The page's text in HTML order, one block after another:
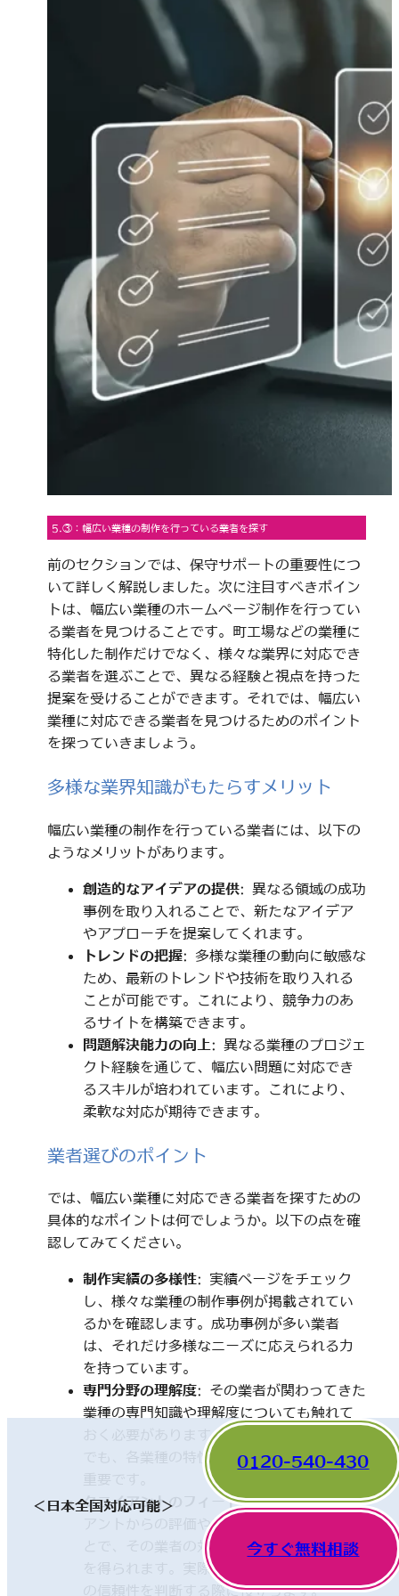
5.③：幅広い業種の制作を行っている業者を探す
前のセクションでは、保守サポートの重要性につ
いて詳しく解説しました。次に注目すべきポイン
トは、幅広い業種のホームページ制作を行ってい
る業者を見つけることです。町工場などの業種に
特化した制作だけでなく、様々な業界に対応でき
る業者を選ぶことで、異なる経験と視点を持った
提案を受けることができます。それでは、幅広い
業種に対応できる業者を見つけるためのポイント
を探っていきましょう。
多様な業界知識がもたらすメリット
幅広い業種の制作を行っている業者には、以下の
ようなメリットがあります。
創造的なアイデアの提供: 異なる領域の成功
事例を取り入れることで、新たなアイデア
やアプローチを提案してくれます。
トレンドの把握: 多様な業種の動向に敏感な
ため、最新のトレンドや技術を取り入れる
ことが可能です。これにより、競争力のあ
るサイトを構築できます。
問題解決能力の向上: 異なる業種のプロジェ
クト経験を通じて、幅広い問題に対応でき
るスキルが培われています。これにより、
柔軟な対応が期待できます。
業者選びのポイント
では、幅広い業種に対応できる業者を探すための
具体的なポイントは何でしょうか。以下の点を確
認してみてください。
制作実績の多様性: 実績ページをチェック
し、様々な業種の制作事例が掲載されてい
るかを確認します。成功事例が多い業者
は、それだけ多様なニーズに応えられる力
を持っています。
専門分野の理解度: その業者が関わってきた
業種の専門知識や理解度についても触れて
おく必要があります。一見、異なった分野
でも、各業種の特性を理解していることが
クライアントのフィードバック: 他のクライ
アントからの評価やレビューを確認するこ
とで、その業者の対応や成果に関する情報
を得られます。実際の利用者の声は、業者
の信頼性を判断する際に役立ちます。
＜日本全国対応可能＞
0120-540-430
今すぐ無料相談